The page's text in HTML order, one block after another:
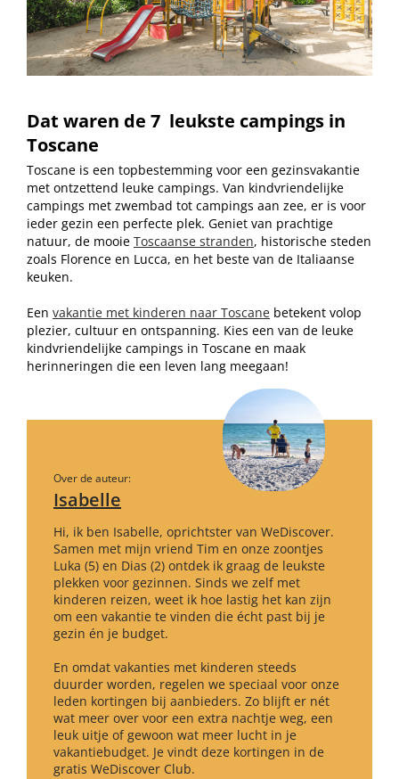
Dat waren de 7 leukste campings in
Toscane
Toscane is een topbestemming voor een gezinsvakantie
met ontzettend leuke campings. Van kindvriendelijke
campings met zwembad tot campings aan zee, er is voor
ieder gezin een perfecte plek. Geniet van prachtige
natuur, de mooie Toscaanse stranden, historische steden
zoals Florence en Lucca, en het beste van de Italiaanse
keuken.
Een vakantie met kinderen naar Toscane betekent volop
plezier, cultuur en ontspanning. Kies een van de leuke
kindvriendelijke campings in Toscane en maak
herinneringen die een leven lang meegaan!
Over de auteur:
Isabelle
Hi, ik ben Isabelle, oprichtster van WeDiscover.
Samen met mijn vriend Tim en onze zoontjes
Luka (5) en Dias (2) ontdek ik graag de leukste
plekken voor gezinnen. Sinds we zelf met
kinderen reizen, weet ik hoe lastig het kan zijn
om een vakantie te vinden die écht past bij je
gezin én je budget.
En omdat vakanties met kinderen steeds
duurder worden, regelen we speciaal voor onze
leden kortingen bij aanbieders. Zo blijft er nét
wat meer over voor een extra nachtje weg, een
leuk uitje of gewoon wat meer lucht in je
vakantiebudget. Je vindt deze kortingen in de
gratis WeDiscover Club.